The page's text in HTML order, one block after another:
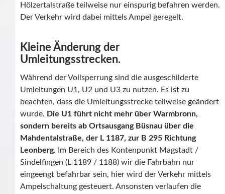
Hölzertalstraße teilweise nur einspurig befahren werden.
Der Verkehr wird dabei mittels Ampel geregelt.
Kleine Änderung der
Umleitungsstrecken.
Während der Vollsperrung sind die ausgeschilderte
Umleitungen U1, U2 und U3 zu nutzen. Es ist zu
beachten, dass die Umleitungsstrecke teilweise geändert
wurde. Die U1 führt nicht mehr über Warmbronn,
sondern bereits ab Ortsausgang Büsnau über die
Mahdentalstraße, der L 1187, zur B 295 Richtung
Leonberg. Im Bereich des Kontenpunkt Magstadt /
Sindelfingen (L 1189 / 1188) wir die Fahrbahn nur
eingeengt befahrbar sein, hier wird der Verkehr mittels
Ampelschaltung gesteuert. Ansonsten verlaufen die